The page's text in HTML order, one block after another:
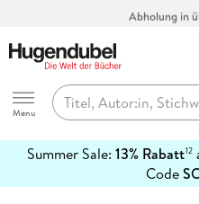
Abholung in
Hugendubel
Menu
Summer Sale: 13% Rabatt12
Code
erfahren